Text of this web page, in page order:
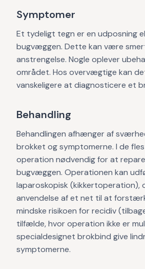
Symptomer
Et tydeligt tegn er en udposning
bugvæggen. Dette kan være
anstrengelse. Nogle oplever
området. Hos overvægtige kan
vanskeligere at diagnosticere et
Behandling
Behandlingen afhænger af
brokket og symptomerne. I de
operation nødvendig for at
bugvæggen. Operationen kan
laparoskopisk (kikkertoperation),
anvendelse af et net til at
mindske risikoen for recidiv
tilfælde, hvor operation ikke er
specialdesignet brokbind give
symptomerne.